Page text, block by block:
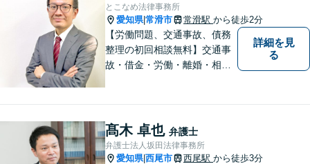
とこなめ法律事務所
愛知県|常滑市 常滑駅 から徒歩2分
【労働問題、交通事故、債務
整理の初回相談無料】交通事
故・借金・労働・離婚・相続
町、東浦町、美浜町、南知多
町などでお困りの方がいまし
たらすぐにご相談ください。
詳細を見
る
髙木 卓也 弁護士
弁護士法人坂田法律事務所
愛知県|西尾市 西尾駅 から徒歩3分